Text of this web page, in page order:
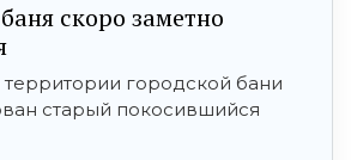
скоро заметно
городской бани
старый покосившийся